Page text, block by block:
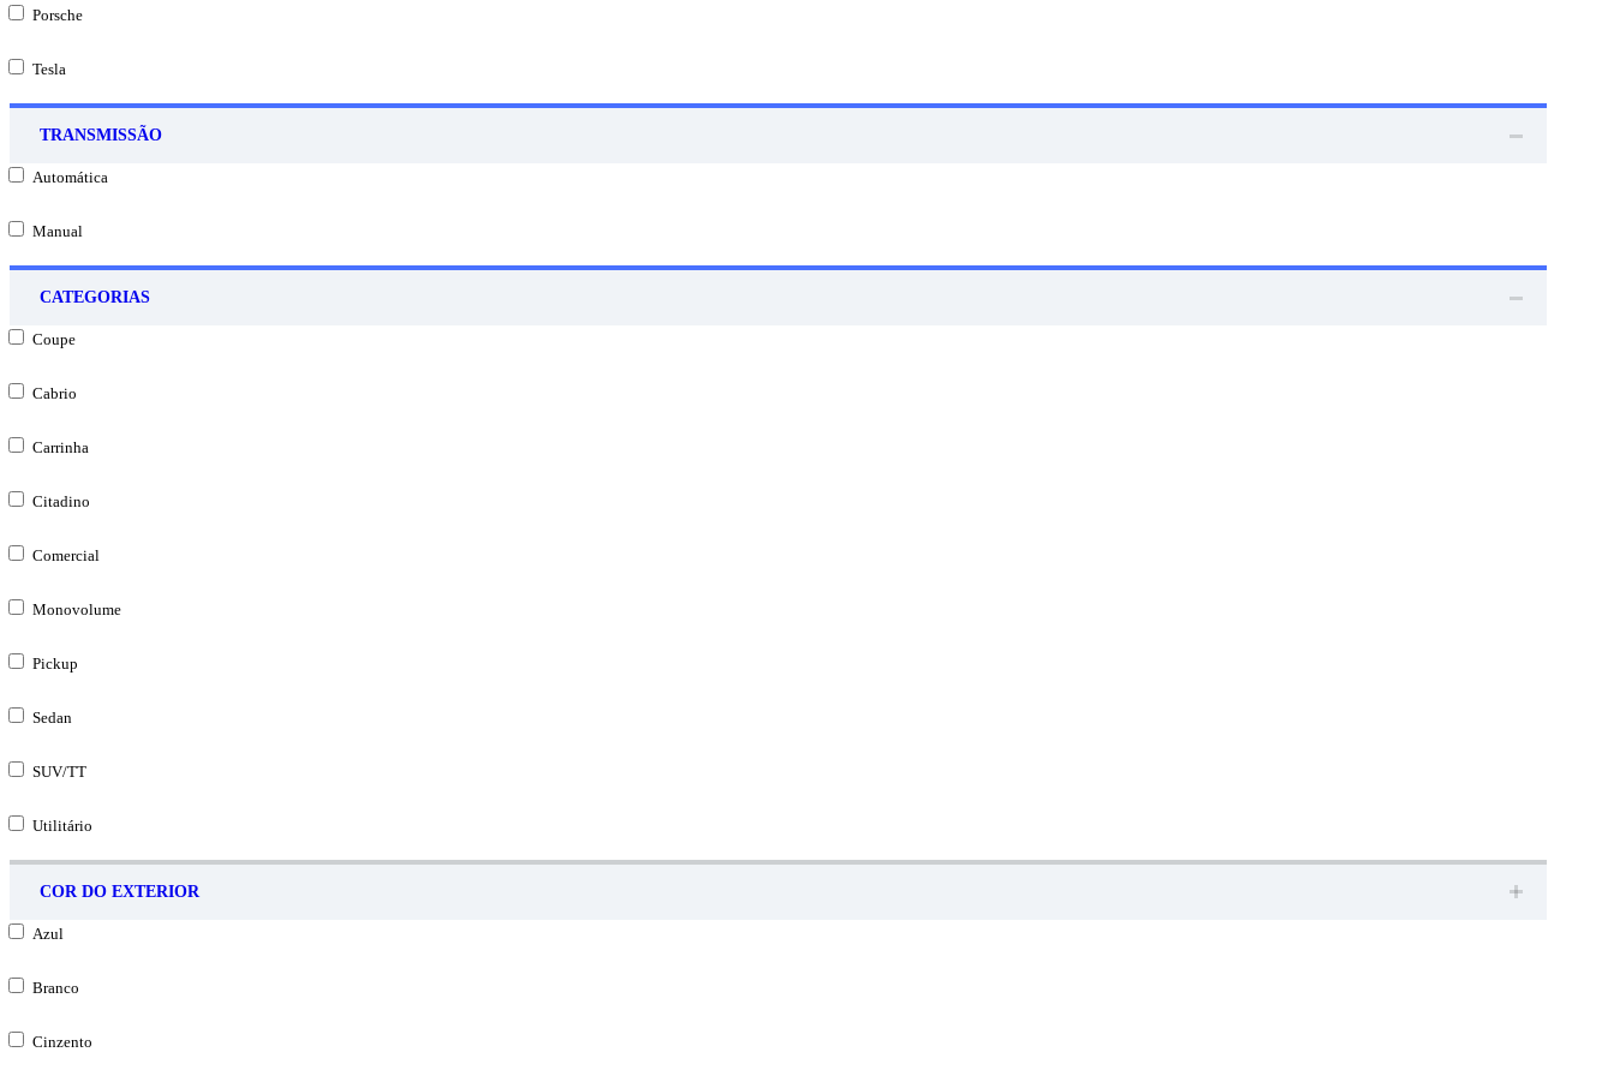
Porsche
Tesla
TRANSMISSÃO
Automática
Manual
CATEGORIAS
Coupe
Cabrio
Carrinha
Citadino
Comercial
Monovolume
Pickup
Sedan
SUV/TT
Utilitário
COR DO EXTERIOR
Azul
Branco
Cinzento